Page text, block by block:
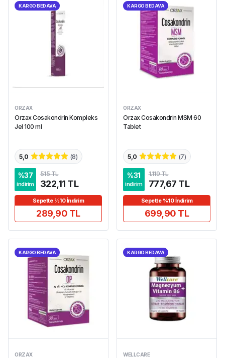
KARGO BEDAVA
ORZAX
Orzax Cosakondrin Kompleks
Jel 100 ml
5,0 (8)
%37
indirim
515 TL
322,11 TL
Sepette %10 İndirim
289,90 TL
KARGO BEDAVA
ORZAX
Orzax Cosakondrin MSM 60
Tablet
5,0 (7)
%31
indirim
1.119 TL
777,67 TL
Sepette %10 İndirim
699,90 TL
KARGO BEDAVA
ORZAX
KARGO BEDAVA
WELLCARE